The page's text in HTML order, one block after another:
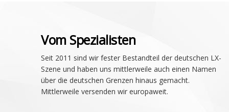
Vom Spezialisten
Seit 2011 sind wir fester Bestandteil der deutschen LX-
Szene und haben uns mittlerweile auch einen Namen
über die deutschen Grenzen hinaus gemacht.
Mittlerweile versenden wir europaweit.